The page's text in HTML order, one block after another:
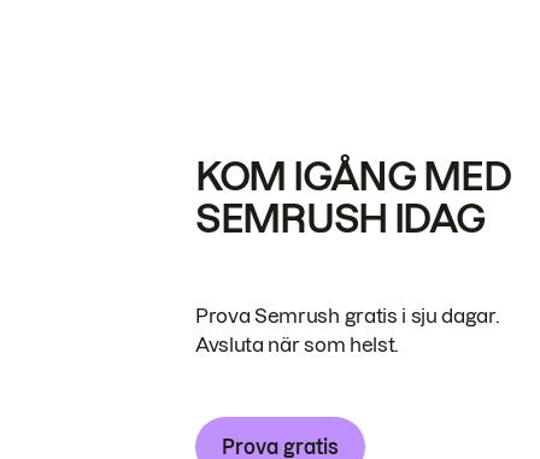
KOM IGÅNG MED
SEMRUSH IDAG
Prova Semrush gratis i sju dagar.
Avsluta när som helst.
Prova gratis